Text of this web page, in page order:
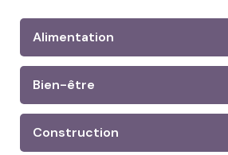
Alimentation
Bien-être
Construction